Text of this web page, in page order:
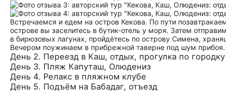
Встречаемся и едем на остров Кекова. По пути
острове вы заселитесь в бутик-отель у моря. Затем
в бирюзовых лагунах, пройдётесь по острову Симена,
Вечером поужинаем в прибрежной таверне под шум прибоя.
День 2. Переезд в Каш, отдых, прогулка по городку
День 3. Пляж Капуташ, Олюдениз
День 4. Релакс в пляжном клубе
День 5. Подъём на Бабадаг, отъезд